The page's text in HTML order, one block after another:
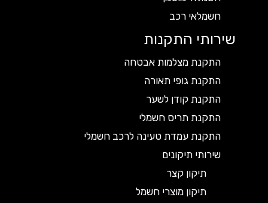
חשמלאי רכב
שירותי התקנות
התקנת מצלמות אבטחה
התקנת גופי תאורה
התקנת קודן לשער
התקנת תריס חשמלי
התקנת עמדת טעינה לרכב חשמלי
שירותי תיקונים
תיקון קצר
תיקון מוצרי חשמל